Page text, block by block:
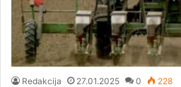
Redakcija 27.01.2025 0 228